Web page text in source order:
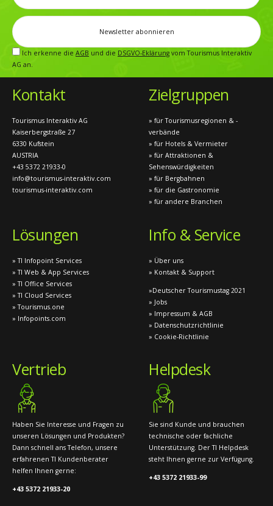
Ich erkenne die AGB und die DSGVO-Eklärung vom Tourismus Interaktiv
AG an.
Kontakt
Tourismus Interaktiv AG
Kaiserbergstraße 27
6330 Kufstein
AUSTRIA
+43 5372 21933-0
info@tourismus-interaktiv.com
tourismus-interaktiv.com
Zielgruppen
» für Tourismusregionen & -
verbände
» für Hotels & Vermieter
» für Attraktionen &
Sehenswürdigkeiten
» für Bergbahnen
» für die Gastronomie
» für andere Branchen
Lösungen
» TI Infopoint Services
» TI Web & App Services
» TI Office Services
» TI Cloud Services
» Tourismus.one
» Infopoints.com
Info & Service
» Über uns
» Kontakt & Support
»Deutscher Tourismustag 2021
» Jobs
» Impressum & AGB
» Datenschutzrichtlinie
» Cookie-Richtlinie
Vertrieb
Haben Sie Interesse und Fragen zu
unseren Lösungen und Produkten?
Dann schnell ans Telefon, unsere
erfahrenen TI Kundenberater
helfen Ihnen gerne:
+43 5372 21933-20
Helpdesk
Sie sind Kunde und brauchen
technische oder fachliche
Unterstützung. Der TI Helpdesk
steht Ihnen gerne zur Verfügung.
+43 5372 21933-99